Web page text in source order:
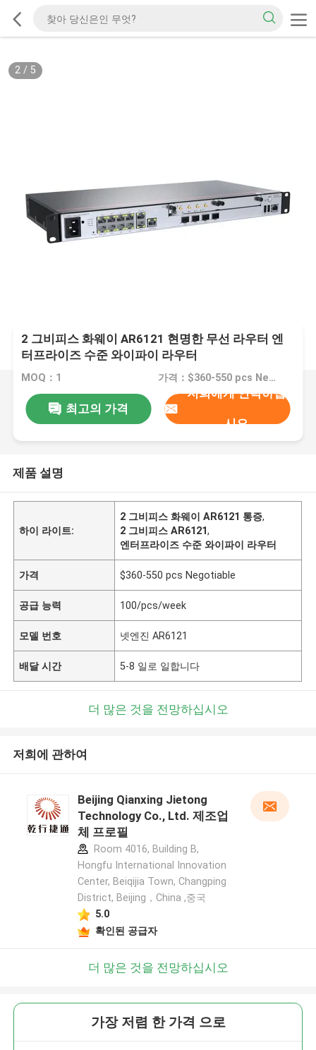
2/ 5
2 그비피스 화웨이 AR6121 현명한 무선 라우터 엔
터프라이즈 수준 와이파이 라우터
MOQ：1 가격：$360-550 pcs Negotiable
최고의 가격
저희에게 연락하십
시오
제품 설명
하이 라이트:
2 그비피스 화웨이 AR6121 통증,
2 그비피스 AR6121,
엔터프라이즈 수준 와이파이 라우터
가격 $360-550 pcs Negotiable
공급 능력 100/pcs/week
모델 번호 넷엔진 AR6121
배달 시간 5-8 일로 일합니다
더 많은 것을 전망하십시오
저희에 관하여
Beijing Qianxing Jietong
Technology Co., Ltd. 제조업
체 프로필
Room 4016, Building B,
Hongfu International Innovation
Center, Beiqijia Town, Changping
District, Beijing，China ,중국
5.0
확인된 공급자
더 많은 것을 전망하십시오
가장 저렴 한 가격 으로